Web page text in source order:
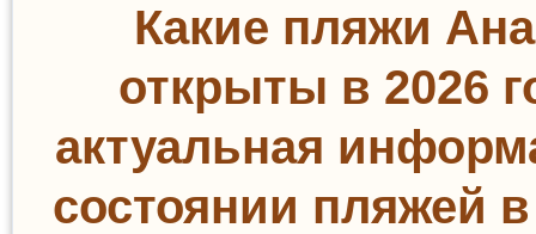
Какие пляжи
открыты в 2026
актуальная
состоянии пляжей